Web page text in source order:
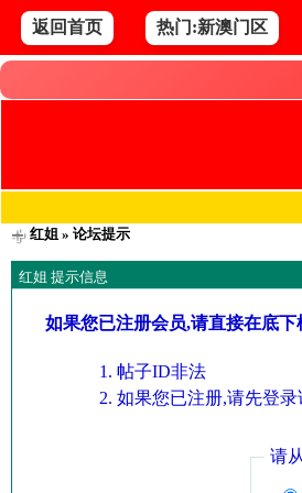
返回首页 热门:新澳门区
红姐» 论坛提示
红姐 提示信息
如果您已注册会员,请直接在底
帖子ID非法
如果您已注册,请先登
请